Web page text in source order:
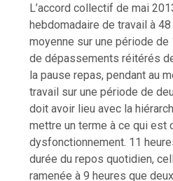
L’accord collectif de mai
hebdomadaire de travail à
moyenne sur une période de
de dépassements réitérés
la pause repas, pendant au
travail sur une période de
doit avoir lieu avec la
mettre un terme à ce qui est
dysfonctionnement. 11
durée du repos quotidien,
ramenée à 9 heures que